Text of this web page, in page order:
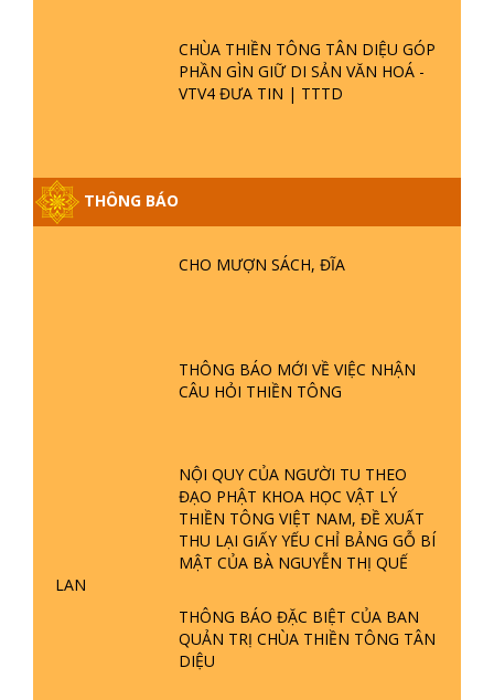
CHÙA THIỀN TÔNG TÂN DIỆU GÓP
PHẦN GÌN GIỮ DI SẢN VĂN HOÁ -
VTV4 ĐƯA TIN | TTTD
THÔNG BÁO
CHO MƯỢN SÁCH, ĐĨA
THÔNG BÁO MỚI VỀ VIỆC NHẬN
CÂU HỎI THIỀN TÔNG
NỘI QUY CỦA NGƯỜI TU THEO
ĐẠO PHẬT KHOA HỌC VẬT LÝ
THIỀN TÔNG VIỆT NAM, ĐỀ XUẤT
THU LẠI GIẤY YẾU CHỈ BẢNG GỖ BÍ
MẬT CỦA BÀ NGUYỄN THỊ QUẾ
LAN
THÔNG BÁO ĐẶC BIỆT CỦA BAN
QUẢN TRỊ CHÙA THIỀN TÔNG TÂN
DIỆU
GIẢI ĐÁP ĐẶC BIỆT P25 - SUỐT 49
NĂM PHẬT KHÔNG NÓI? HỘI LONG
HOA LÀ HỘI GÌ? TỬ VÌ ĐẠO
ĐƯỢC HÌNH THÀNH NHƯ THẾ NÀO?
PHẬT GIỚI CÓ THỜI GIAN KHÔNG? |
TTTD
ĐÀNG Ở ĐÂU? ĐỊA NGỤC Ở ĐÂU?
ĐỨC CHÚA TRỜI LÀ AI? QUỶ SA
TĂNG? | TTTD
GIẢI ĐÁP THIỀN TÔNG ĐẶC BIỆT P22
- TẠI SAO TRÁI ĐẤT NHIỀU THIÊN TAI
GIẢI ĐÁP THIỀN TÔNG ĐẶC BIỆT P21
- TẠI SAO ĐỨC PHẬT BƯỚC ĐI 7